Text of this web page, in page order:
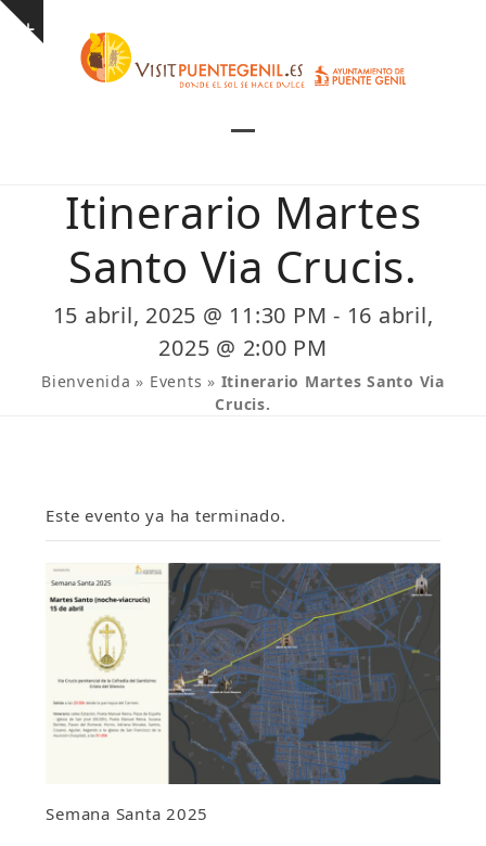
Skip
Show
mobile
menu
mobile
menu
Itinerario Martes
Santo Via Crucis.
15 abril, 2025 @ 11:30 PM - 16 abril,
2025 @ 2:00 PM
Bienvenida » Events » Itinerario Martes Santo Via
Crucis.
Este evento ya ha terminado.
Semana Santa 2025